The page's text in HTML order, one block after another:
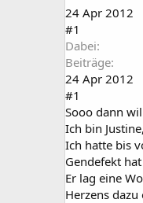
t
r
24 Apr 2012
#1
Dabei
Beiträge
24 Apr 2012
#1
Sooo dann
Ich bin
Ich hatte bis
Gendefekt
Er lag eine
Herzens